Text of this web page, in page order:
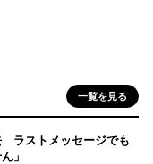
一覧を見る
ラストメッセージでも
」